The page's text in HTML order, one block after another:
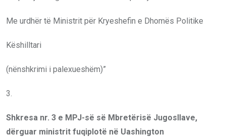
Me urdhër të Ministrit për Kryeshefin e Dhomës Politike
Këshilltari
(nënshkrimi i palexueshëm)”
3.
Shkresa nr. 3 e MPJ-së së Mbretërisë Jugosllave,
dërguar ministrit fuqiplotë në Uashington